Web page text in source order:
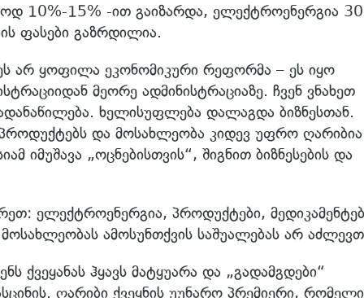
10%-15% -ით გაიზარდა, ელექტროენერგია
ფასები გაზრდილია.
არ ყოფილა ეკონომიკური რეფორმა – ეს იყო
მეორე ადმინისტრაციაზე. ჩვენ ვნახეთ
ხელისუფლება დალაგდა ბიზნესთან.
და მოსახლეობა კიდევ უფრო
იმუშავა „ოცნებისთვის“, შიგნით ბიზნესების და
ელექტროენერგია, პროდუქტები,
ამოსუნთქვის საშუალებას არ
ქვეყანას ჰყავს მატყუარა და „გადამგდები“
ღარიბი ქვეყნის უუნარო პრემიერი,